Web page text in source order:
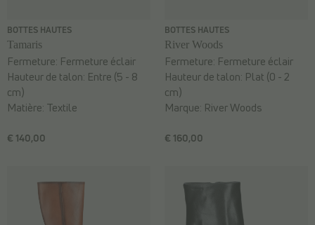
BOTTES HAUTES
Tamaris
€ 140,00
Fermeture: Fermeture éclair
Hauteur de talon: Entre (5 - 8
cm)
Matière: Textile
BOTTES HAUTES
River Woods
€ 160,00
Fermeture: Fermeture éclair
Hauteur de talon: Plat (0 - 2
cm)
Marque: River Woods